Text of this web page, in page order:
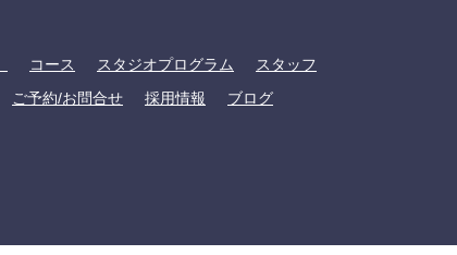
コース スタジオプログラム
スタッフ
ご予約/お問合せ 採用情報
ブログ